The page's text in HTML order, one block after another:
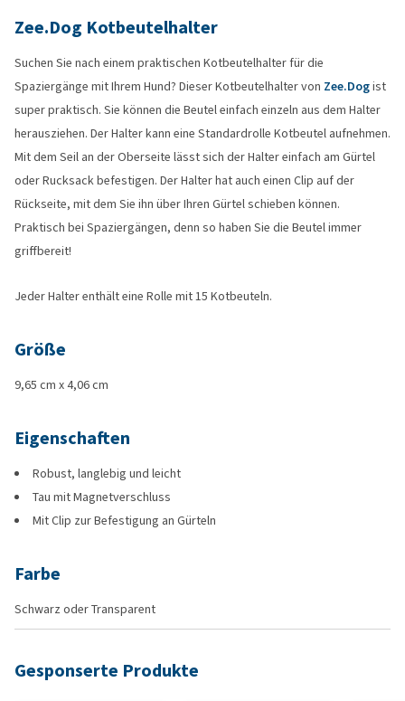
Zee.Dog Kotbeutelhalter
Suchen Sie nach einem praktischen Kotbeutelhalter für die
Spaziergänge mit Ihrem Hund? Dieser Kotbeutelhalter von Zee.Dogist
super praktisch. Sie können die Beutel einfach einzeln aus dem Halter
herausziehen. Der Halter kann eine Standardrolle Kotbeutel aufnehmen.
Mit dem Seil an der Oberseite lässt sich der Halter einfach am Gürtel
oder Rucksack befestigen. Der Halter hat auch einen Clip auf der
Rückseite, mit dem Sie ihn über Ihren Gürtel schieben können.
Praktisch bei Spaziergängen, denn so haben Sie die Beutel immer
griffbereit!
Jeder Halter enthält eine Rolle mit 15 Kotbeuteln.
Größe
9,65 cm x 4,06 cm
Eigenschaften
Robust, langlebig und leicht
Tau mit Magnetverschluss
Mit Clip zur Befestigung an Gürteln
Farbe
Schwarz oder Transparent
Gesponserte Produkte